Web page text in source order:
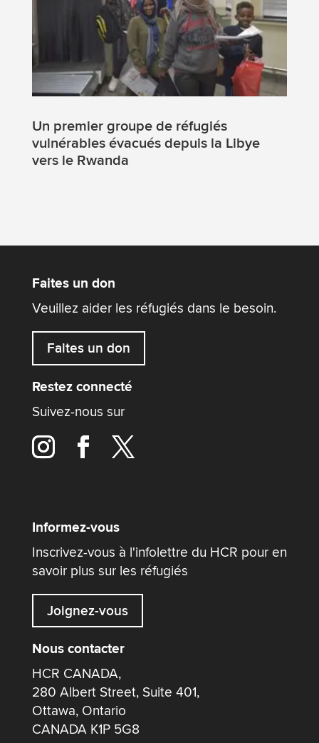
Un premier groupe de réfugiés
vulnérables évacués depuis la Libye
vers le Rwanda
Faites un don
Veuillez aider les réfugiés dans le besoin.
Faites un don
Restez connecté
Suivez-nous sur
Informez-vous
Inscrivez-vous à l'infolettre du HCR pour en
savoir plus sur les réfugiés
Joignez-vous
Nous contacter
HCR CANADA,
280 Albert Street, Suite 401,
Ottawa, Ontario
CANADA K1P 5G8